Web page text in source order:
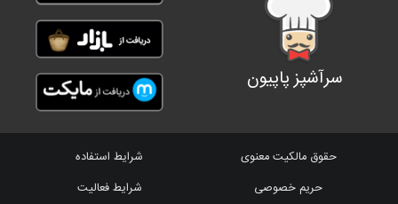
سرآشپز پاپیون
حقوق مالکیت معنوی
شرایط استفاده
حریم خصوصی
شرایط فعالیت